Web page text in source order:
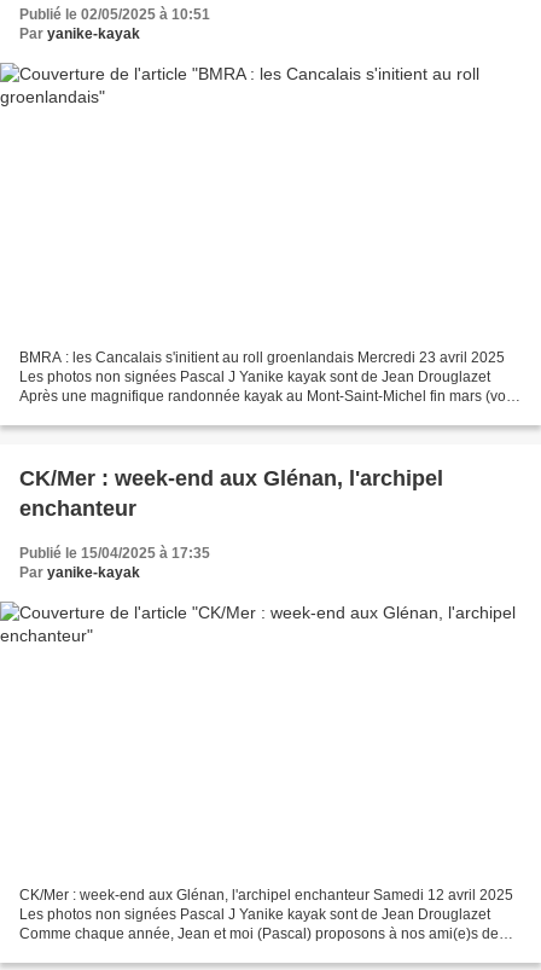
Publié le 02/05/2025 à 10:51
Par yanike-kayak
BMRA : les Cancalais s'initient au roll groenlandais Mercredi 23 avril 2025
Les photos non signées Pascal J Yanike kayak sont de Jean Drouglazet
Après une magnifique randonnée kayak au Mont-Saint-Michel fin mars (voir
CK/Mer : week-end aux Glénan, l'archipel
enchanteur
Publié le 15/04/2025 à 17:35
Par yanike-kayak
CK/Mer : week-end aux Glénan, l'archipel enchanteur Samedi 12 avril 2025
Les photos non signées Pascal J Yanike kayak sont de Jean Drouglazet
Comme chaque année, Jean et moi (Pascal) proposons à nos ami(e)s de